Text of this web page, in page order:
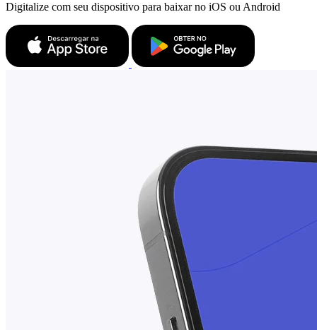
Digitalize com seu dispositivo para baixar no iOS ou Android